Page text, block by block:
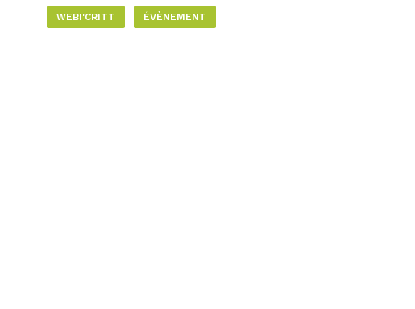
WEBI'CRITT ÉVÈNEMENT